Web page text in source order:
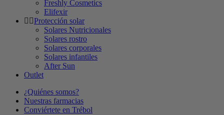
Freshly Cosmetics
Elifexir
Protección solar
Solares Nutricionales
Solares rostro
Solares corporales
Solares infantiles
After Sun
Outlet
¿Quiénes somos?
Nuestras farmacias
Conviértete en Trébol